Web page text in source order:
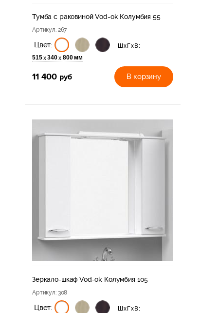
Тумба с раковиной Vod-ok Колумбия 55
Артикул: 267
Цвет:
ШхГхВ:
515х 340х 800 мм
11 400 руб В корзину
Зеркало-шкаф Vod-ok Колумбия 105
Артикул: 308
Цвет:
ШхГхВ: